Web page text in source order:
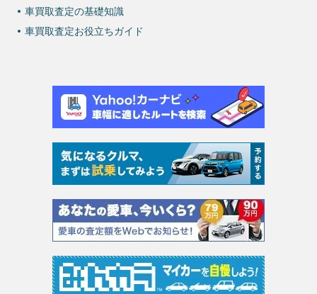
車買取査定の基礎知識
車買取査定お役立ちガイド